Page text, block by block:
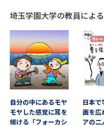
大学で学びたい学問発見
学問のミニ講義「夢ナビ講義」
埼玉学園大学の教員によ
自分の中にあるモヤ
モヤした感覚に耳を
傾ける「フォーカシ
日本
画を広
アの二